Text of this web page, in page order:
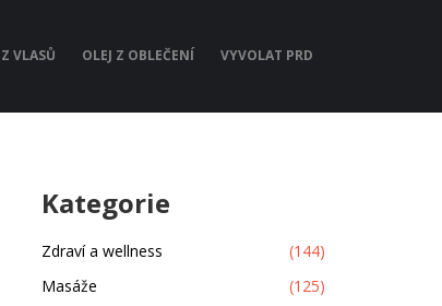
VLASŮ OLEJ Z OBLEČENÍ VYVOLAT PRD
Kategorie
Zdraví a wellness
(144)
Masáže
(125)